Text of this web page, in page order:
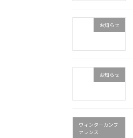
お知らせ
お知らせ
ウィンターカンフ
ァレンス